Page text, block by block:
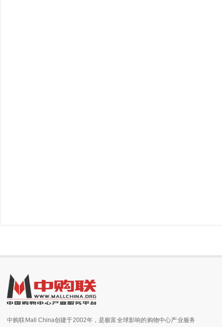
中购联Mall China创建于2002年，是极富全球影响的购物中心产业服务